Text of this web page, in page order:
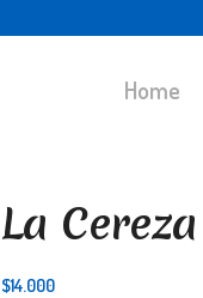
Home
La
$14.000